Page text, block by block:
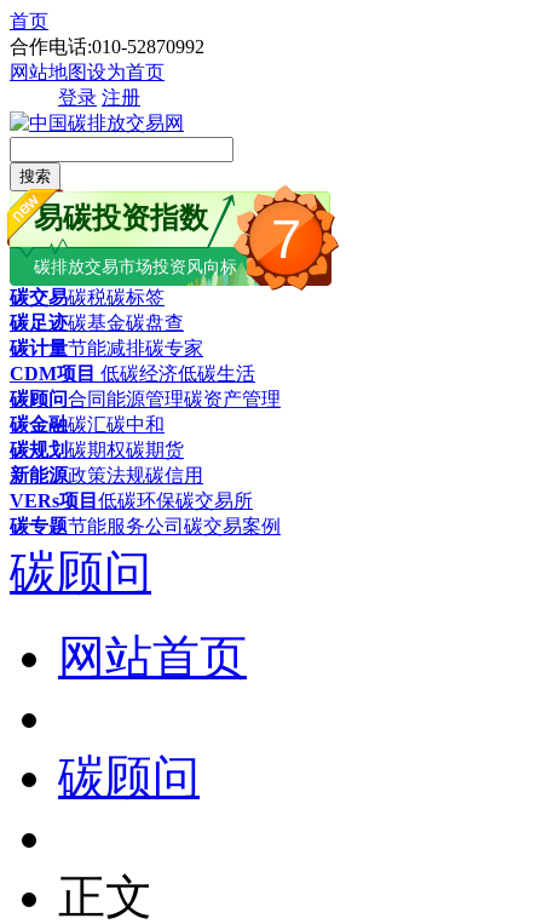
首页
合作电话:010-52870992
网站地图设为首页
登录 注册
搜索
7
易碳投资指数
碳排放交易市场投资风向标
碳交易碳税碳标签
碳足迹碳基金碳盘查
碳计量节能减排碳专家
CDM项目 低碳经济低碳生活
碳顾问合同能源管理碳资产管理
碳金融碳汇碳中和
碳规划碳期权碳期货
新能源政策法规碳信用
VERs项目 低碳环保碳交易所
碳专题节能服务公司 碳交易案例
碳顾问
网站首页
碳顾问
正文